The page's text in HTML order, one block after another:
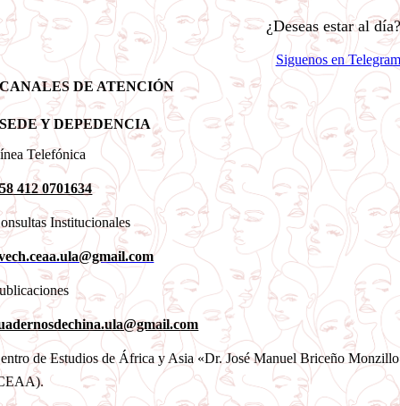
¿Deseas estar al día?
Siguenos en Telegram
CANALES DE ATENCIÓN
SEDE Y DEPEDENCIA
Telefónica
412 0701634
Institucionales
de Estudios de África y Asia «Dr. José Manuel Briceño